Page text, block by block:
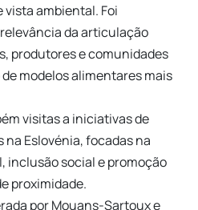
ambiental. Foi
da articulação
produtores e comunidades
modelos alimentares mais
visitas a iniciativas de
Eslovénia, focadas na
inclusão social e promoção
proximidade.
por Mouans-Sartoux e